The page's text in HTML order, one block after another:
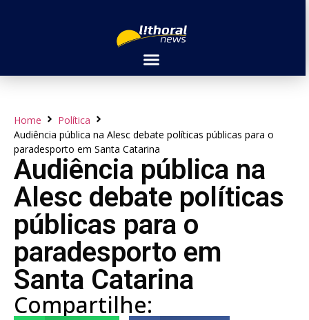
Home
Política
Audiência pública na Alesc debate políticas públicas para o
paradesporto em Santa Catarina
Audiência pública na
Alesc debate políticas
públicas para o
paradesporto em
Santa Catarina
Compartilhe: